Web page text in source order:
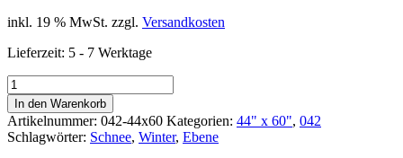
inkl. 19 % MwSt. zzgl. Versandkosten
Lieferzeit: 5 - 7 Werktage
Battle
Mat
Schnee
042
-
In den Warenkorb
Artikelnummer: 042-44x60 Kategorien: 44" x 60", 042
Schlagwörter: Schnee, Winter, Ebene